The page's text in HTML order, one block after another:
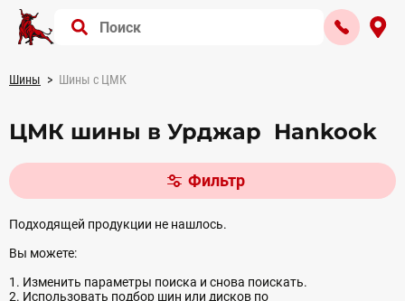
Шины Шины с ЦМК
ЦМК шины в Урджар Hankook
Фильтр
Подходящей продукции не нашлось.
Вы можете:
1. Изменить параметры поиска и снова поискать.
2. Использовать подбор шин или дисков по